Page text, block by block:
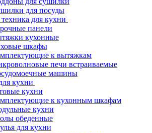
для посуды
для кухни
панели
кухонные
шкафы
к вытяжкам
печи встраиваемые
машины
кухни
кухни
к кухонным шкафам
кухни
обеденные
для кухни